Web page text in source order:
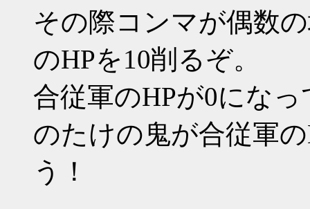
その際コンマが偶数
のHPを10削るぞ。
合従軍のHPが0にな
のたけの鬼が合従軍
う！